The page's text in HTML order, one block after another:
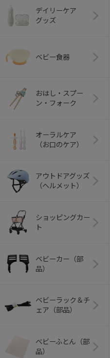
デイリーケア
グッズ
ベビー食器
おはし・スプー
ン・フォーク
オーラルケア
（お口のケア）
アウトドアグッズ
（ヘルメット）
ショッピングカー
ト
ベビーカー（部
品）
ベビーラック＆チ
ェア（部品）
ベビーふとん（部
品）